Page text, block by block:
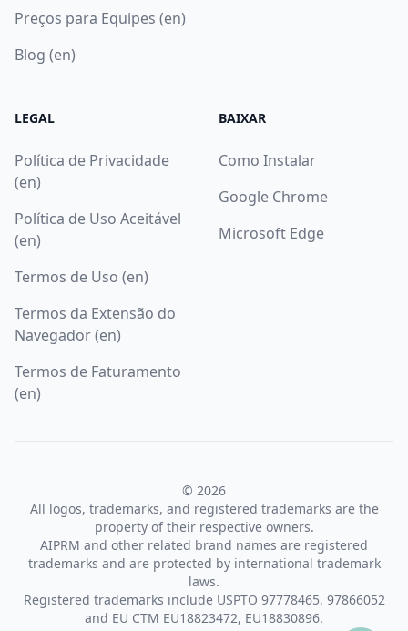
Preços para Equipes (en)
Blog (en)
LEGAL
Política de Privacidade
(en)
Política de Uso Aceitável
(en)
Termos de Uso (en)
Termos da Extensão do
Navegador (en)
Termos de Faturamento
(en)
BAIXAR
Como Instalar
Google Chrome
Microsoft Edge
© 2026
All logos, trademarks, and registered trademarks are the
property of their respective owners.
AIPRM and other related brand names are registered
trademarks and are protected by international trademark
laws.
Registered trademarks include USPTO 97778465, 97866052
and EU CTM EU18823472, EU18830896.